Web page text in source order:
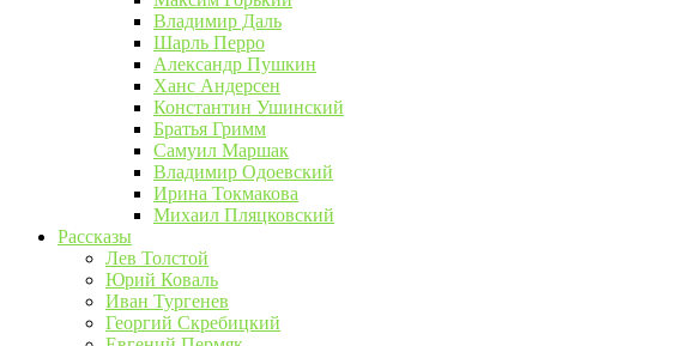
Владимир Даль
Шарль Перро
Александр Пушкин
Ханс Андерсен
Константин Ушинский
Братья Гримм
Самуил Маршак
Владимир Одоевский
Ирина Токмакова
Михаил Пляцковский
Рассказы
Лев Толстой
Юрий Коваль
Иван Тургенев
Георгий Скребицкий